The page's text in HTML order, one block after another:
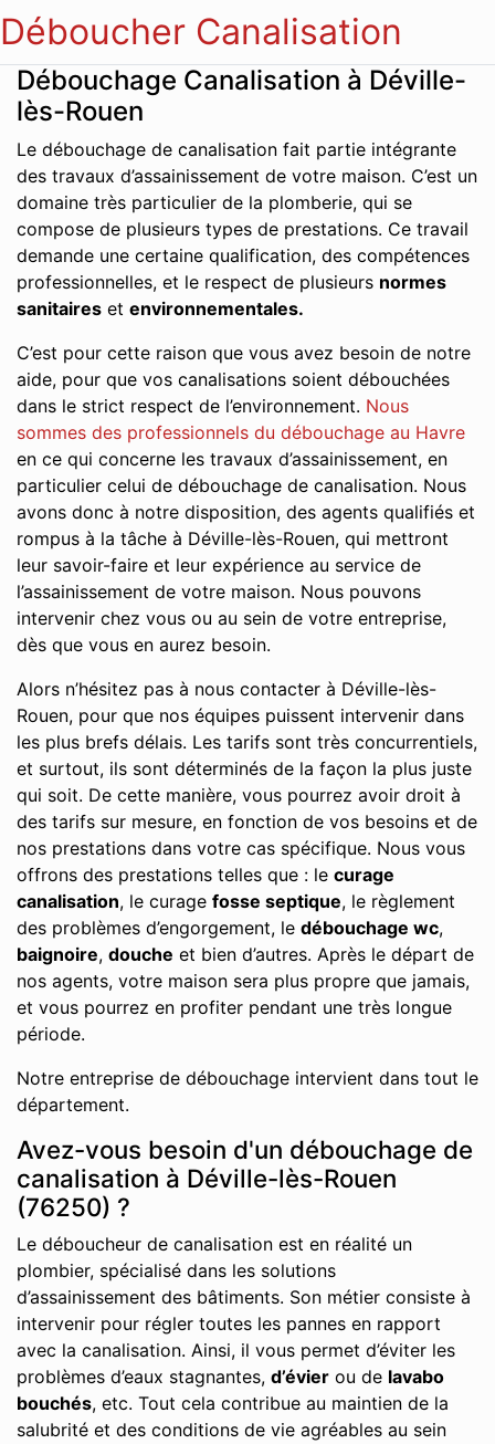
Déboucher Canalisation
Débouchage Canalisation à Déville-
lès-Rouen
Le débouchage de canalisation fait partie intégrante
des travaux d’assainissement de votre maison. C’est un
domaine très particulier de la plomberie, qui se
compose de plusieurs types de prestations. Ce travail
demande une certaine qualification, des compétences
professionnelles, et le respect de plusieurs normes
sanitaires et environnementales.
C’est pour cette raison que vous avez besoin de notre
aide, pour que vos canalisations soient débouchées
dans le strict respect de l’environnement. Nous
sommes des professionnels du débouchage au Havre
en ce qui concerne les travaux d’assainissement, en
particulier celui de débouchage de canalisation. Nous
avons donc à notre disposition, des agents qualifiés et
rompus à la tâche à Déville-lès-Rouen, qui mettront
leur savoir-faire et leur expérience au service de
l’assainissement de votre maison. Nous pouvons
intervenir chez vous ou au sein de votre entreprise,
dès que vous en aurez besoin.
Alors n’hésitez pas à nous contacter à Déville-lès-
Rouen, pour que nos équipes puissent intervenir dans
les plus brefs délais. Les tarifs sont très concurrentiels,
et surtout, ils sont déterminés de la façon la plus juste
qui soit. De cette manière, vous pourrez avoir droit à
des tarifs sur mesure, en fonction de vos besoins et de
nos prestations dans votre cas spécifique. Nous vous
offrons des prestations telles que : le curage
canalisation, le curage fosse septique, le règlement
des problèmes d’engorgement, le débouchage wc,
baignoire, douche et bien d’autres. Après le départ de
nos agents, votre maison sera plus propre que jamais,
et vous pourrez en profiter pendant une très longue
période.
Notre entreprise de débouchage intervient dans tout le
département.
Avez-vous besoin d'un débouchage de
canalisation à Déville-lès-Rouen
(76250) ?
Le déboucheur de canalisation est en réalité un
plombier, spécialisé dans les solutions
d’assainissement des bâtiments. Son métier consiste à
intervenir pour régler toutes les pannes en rapport
avec la canalisation. Ainsi, il vous permet d’éviter les
problèmes d’eaux stagnantes, d’évier ou de lavabo
bouchés, etc. Tout cela contribue au maintien de la
salubrité et des conditions de vie agréables au sein